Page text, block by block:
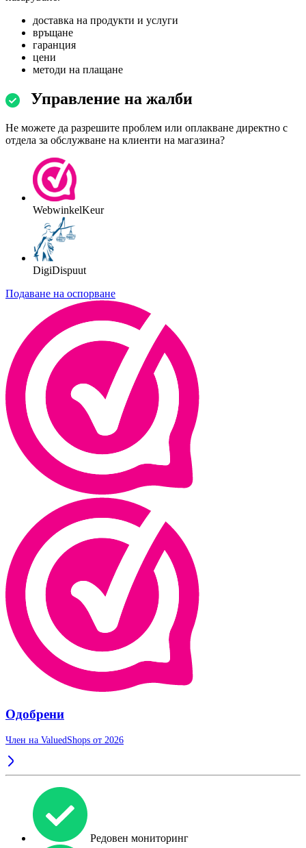
доставка на продукти и услуги
връщане
гаранция
цени
методи на плащане
Управление на жалби
Не можете да разрешите проблем или оплакване директно с
отдела за обслужване на клиенти на магазина?
WebwinkelKeur
DigiDispuut
Подаване на оспорване
Одобрени
Член на ValuedShops от 2026
Редовен мониторинг